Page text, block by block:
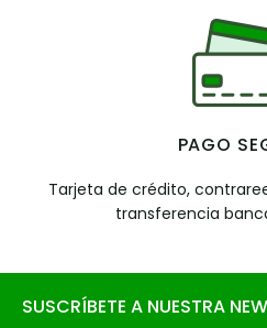
PAGO
Tarjeta de crédito,
transferencia
SUSCRÍBETE A NUESTRA